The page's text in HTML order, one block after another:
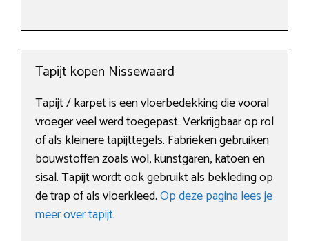
Tapijt kopen Nissewaard
Tapijt / karpet is een vloerbedekking die vooral
vroeger veel werd toegepast. Verkrijgbaar op rol
of als kleinere tapijttegels. Fabrieken gebruiken
bouwstoffen zoals wol, kunstgaren, katoen en
sisal. Tapijt wordt ook gebruikt als bekleding op
de trap of als vloerkleed.Op deze pagina lees je
meer over tapijt.